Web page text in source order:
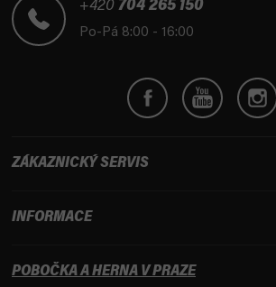
+420 704 265 150
Po-Pá 8:00 - 16:00
ZÁKAZNICKÝ SERVIS
INFORMACE
POBOČKA A HERNA V PRAZE